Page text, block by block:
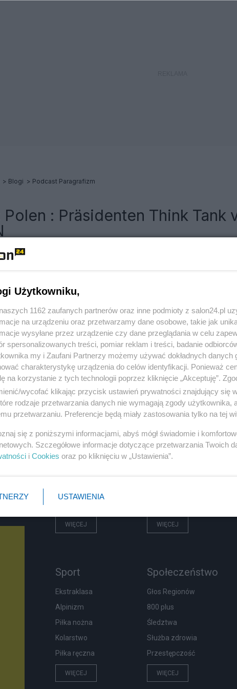
Blogi Podcast Paragrafizm
Polen : Präsidenten Think Tank
Rosja
PiS
WIĘCEJ
Biznes
Pieniądze
WIĘCEJ
Sport
Ekstraklasa
Alpinizm
Piłka nożna
Kolarstwo
Piłka ręczna
WIĘCEJ
Społeczeństwo
Głos Regionów
800 plus
Śledztwa
Służba zdrowia
Przestępczość
WIĘCEJ
Użytkowniku,
1162 zaufanych partnerów oraz inne podmioty z salon24.pl
na urządzeniu oraz przetwarzamy dane osobowe, takie jak
wysyłane przez urządzenie czy dane przeglądania w celu
spersonalizowanych treści, pomiar reklam i treści, badanie
my i Zaufani Partnerzy możemy używać dokładnych
charakterystykę urządzenia do celów identyfikacji. Ponieważ
na korzystanie z tych technologii poprzez kliknięcie „Akceptuję”.
wycofać klikając przycisk ustawień prywatności znajdujący się
rodzaje przetwarzania danych nie wymagają zgody użytkownika,
przetwarzaniu. Preferencje będą miały zastosowania tylko na tej
się z poniższymi informacjami, abyś mógł świadomie i
Szczegółowe informacje dotyczące przetwarzania Twoich
i Cookies oraz po kliknięciu w „Ustawienia”.
USTAWIENIA